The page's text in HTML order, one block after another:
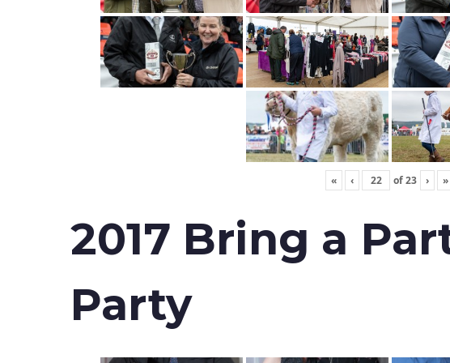
« ‹ of23 › »
2017 Bring a
Party